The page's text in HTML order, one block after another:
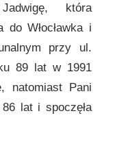
która
do Włocławka i
przy ul.
89 lat w 1991
natomiast Pani
lat i spoczęła